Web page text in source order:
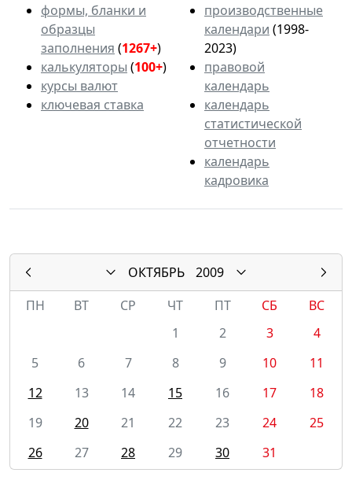
формы, бланки и
образцы
заполнения (1267+)
калькуляторы (100+)
курсы валют
ключевая ставка
производственные
календари (1998-
2023)
правовой
календарь
календарь
статистической
отчетности
календарь
кадровика
ОКТЯБРЬ
2009
ПН
ВТ СР ЧТ ПТ СБ
ВС
1
2 3
4
5
6 7 8 9 10
11
12
13 14 15 16 17
18
19
20 21 22 23 24
25
26
27 28 29 30 31